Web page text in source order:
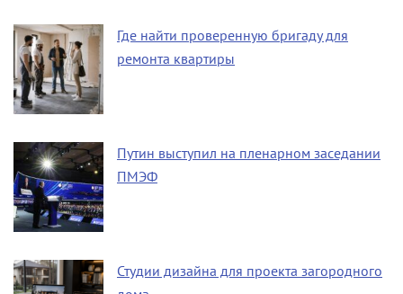
Где найти проверенную бригаду для
ремонта квартиры
Путин выступил на пленарном заседании
ПМЭФ
Студии дизайна для проекта загородного